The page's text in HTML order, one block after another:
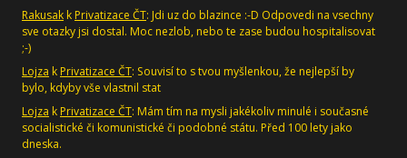
Rakusak k Privatizace ČT: Jdi uz do blazince :-D Odpovedi na vsechny
sve otazky jsi dostal. Moc nezlob, nebo te zase budou hospitalisovat
;-)
Lojza k Privatizace ČT: Souvisí to s tvou myšlenkou, že nejlepší by
bylo, kdyby vše vlastnil stat
Lojza k Privatizace ČT: Mám tím na mysli jakékoliv minulé i současné
socialistické či komunistické či podobné státu. Před 100 lety jako
dneska.